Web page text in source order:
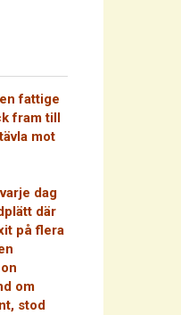
fattige
fram till
mot
dag
där
på flera
om
stod